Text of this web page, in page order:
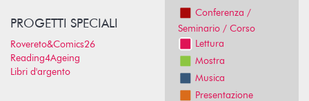
PROGETTI SPECIALI
Rovereto&Comics26
Reading4Ageing
Libri d'argento
Conferenza /
Seminario / Corso
Lettura
Mostra
Musica
Presentazione